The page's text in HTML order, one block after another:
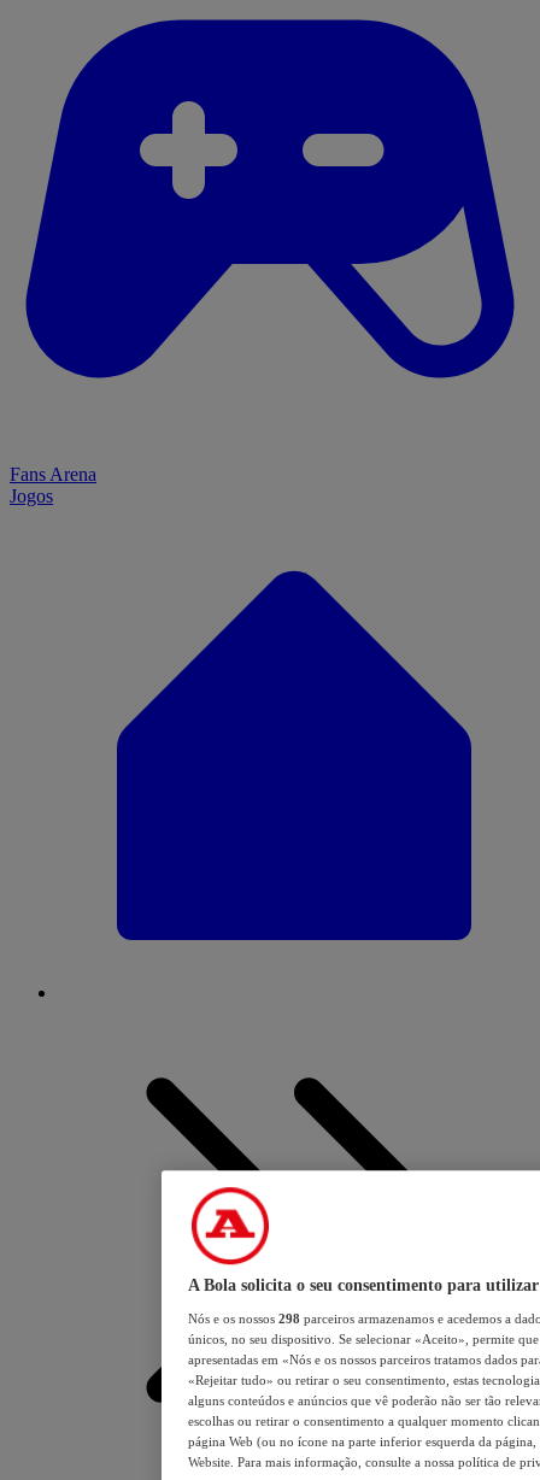
Fans Arena
Jogos
A Bola solicita o seu consentimento para utilizar
Nós e os nossos 298 parceiros armazenamos e acedemos a
únicos, no seu dispositivo. Se selecionar «Aceito», permite
apresentadas em «Nós e os nossos parceiros tratamos dados
«Rejeitar tudo» ou retirar o seu consentimento, estas
alguns conteúdos e anúncios que vê poderão não ser tão
escolhas ou retirar o consentimento a qualquer momento
página Web (ou no ícone na parte inferior esquerda da página,
Website. Para mais informação, consulte a nossa política de